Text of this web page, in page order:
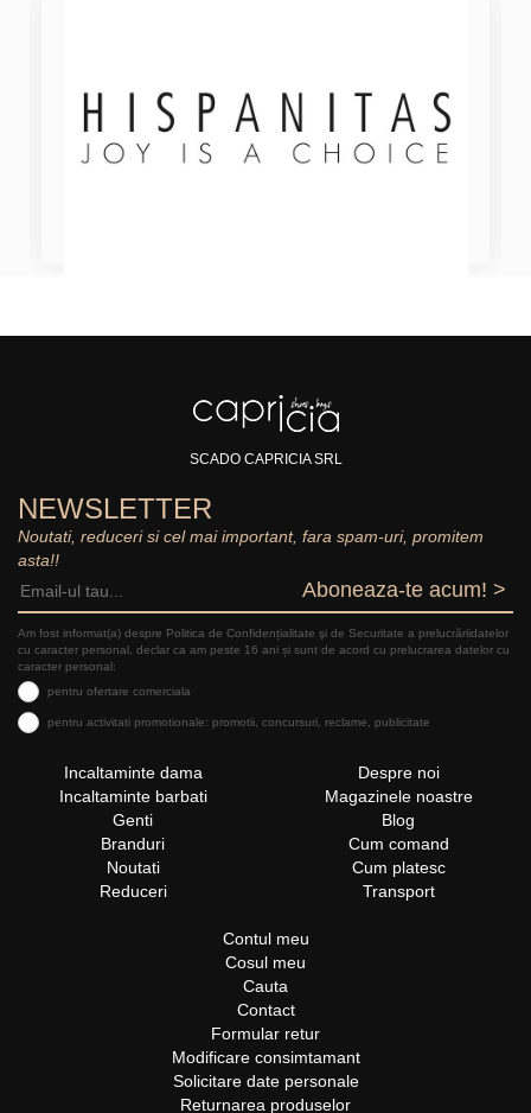
SCADO CAPRICIA SRL
NEWSLETTER
Noutati, reduceri si cel mai important, fara spam-uri, promitem
asta!!
Aboneaza-te acum! >
Am fost informat(a) despre Politica de Confidențialitate şi de Securitate a prelucrăriidatelor
cu caracter personal, declar ca am peste 16 ani și sunt de acord cu prelucrarea datelor cu
caracter personal:
pentru ofertare comerciala
pentru activitati promotionale: promotii, concursuri, reclame, publicitate
Incaltaminte dama
Incaltaminte barbati
Genti
Branduri
Noutati
Reduceri
Despre noi
Magazinele noastre
Blog
Cum comand
Cum platesc
Transport
Contul meu
Cosul meu
Cauta
Contact
Formular retur
Modificare consimtamant
Solicitare date personale
Returnarea produselor